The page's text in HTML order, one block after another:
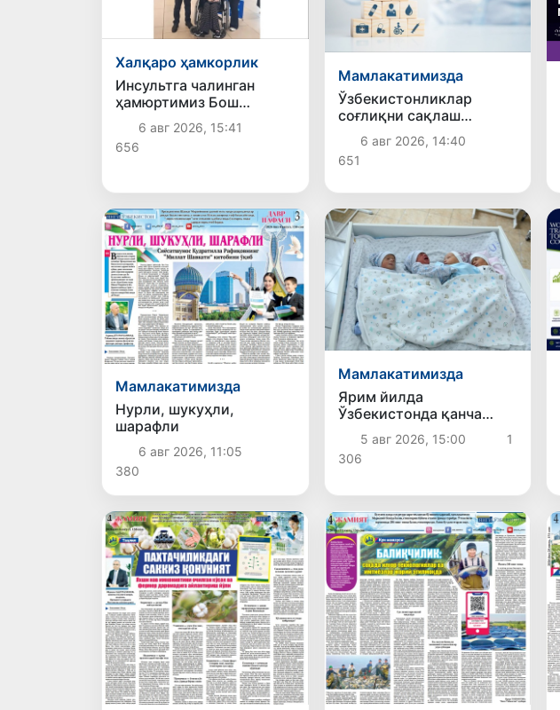
Халқаро ҳамкорлик
Инсультга чалинган
ҳамюртимиз Бош
консулхона кўмагида
Олмаотадан юртимизга
қайтарилди
6 авг 2026, 15:41
656
Мамлакатимизда
Ўзбекистонликлар
соғлиқни сақлаш
хизматларига ярим
йилда 11 трлн сўмдан
зиёд маблағ сарфлади
6 авг 2026, 14:40
651
Мамлакатимизда
Нурли, шукуҳли,
шарафли
6 авг 2026, 11:05
380
Мамлакатимизда
Ярим йилда
Ўзбекистонда қанча
эгизак чақалоқ туғилди?
5 авг 2026, 15:00
1
306